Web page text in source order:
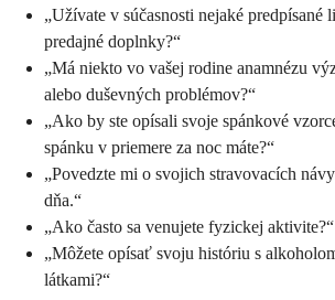
„Užívate v súčasnosti nejaké predpísané
predajné doplnky?“
„Má niekto vo vašej rodine anamnézu
alebo duševných problémov?“
„Ako by ste opísali svoje spánkové
spánku v priemere za noc máte?“
„Povedzte mi o svojich stravovacích
dňa.“
„Ako často sa venujete fyzickej aktivite?“
„Môžete opísať svoju históriu s
látkami?“